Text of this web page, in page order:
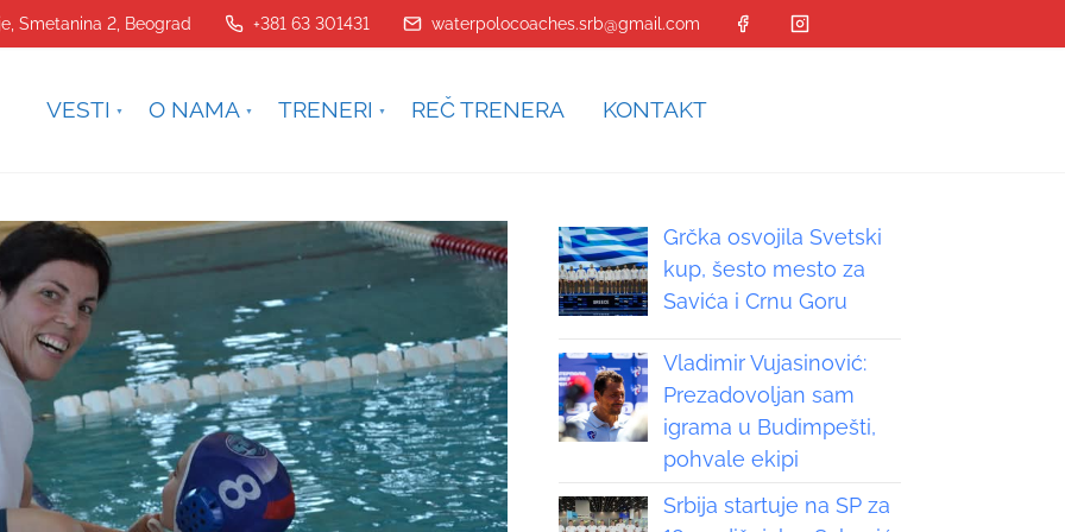
Smetanina 2, Beograd +381 63 301431 waterpolocoaches.srb@gmail.com
VESTI O NAMA TRENERI REČ TRENERA KONTAKT
Grčka osvojila Svetski
kup, šesto mesto za
Savića i Crnu Goru
Vladimir Vujasinović:
Prezadovoljan sam
igrama u Budimpešti,
pohvale ekipi
Srbija startuje na SP za